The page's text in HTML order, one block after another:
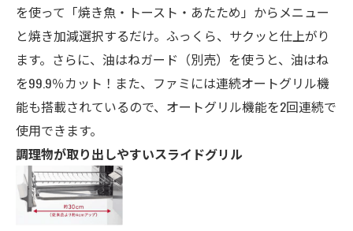
を使って「焼き魚・トースト・あたため」からメニュー
と焼き加減選択するだけ。ふっくら、サクッと仕上がり
ます。さらに、油はねガード（別売）を使うと、油はね
を99.9％カット！また、ファミには連続オートグリル機
能も搭載されているので、オートグリル機能を2回連続で
使用できます。
調理物が取り出しやすいスライドグリル